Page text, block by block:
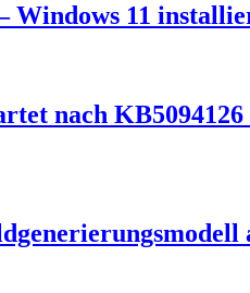
Windows 11
nach